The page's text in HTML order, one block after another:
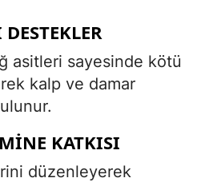
asitleri sayesinde kötü
kalp ve damar
KATKISI
düzenleyerek